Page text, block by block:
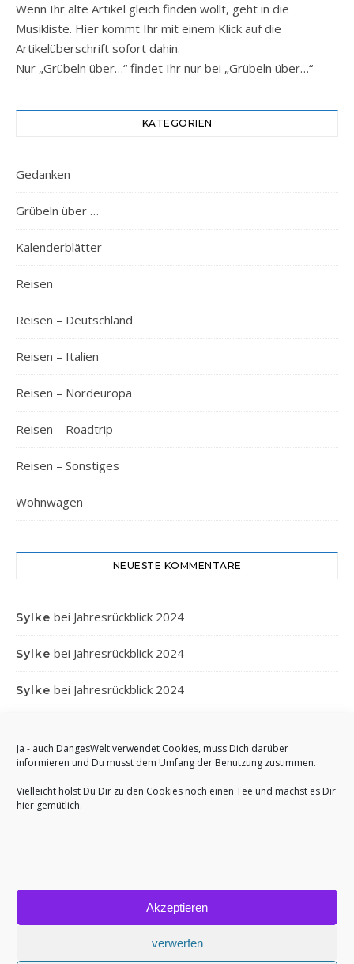
Ja - auch DangesWelt verwendet Cookies, muss Dich darüber
informieren und Du musst dem Umfang der Benutzung zustimmen.
Vielleicht holst Du Dir zu den Cookies noch einen Tee und machst es Dir
hier gemütlich.
Akzeptieren
verwerfen
Wenn Ihr alte Artikel gleich finden wollt, geht in die
Musikliste. Hier kommt Ihr mit einem Klick auf die
Artikelüberschrift sofort dahin.
Nur „Grübeln über…“ findet Ihr nur bei „Grübeln über…“
KATEGORIEN
Gedanken
Grübeln über …
Kalenderblätter
Reisen
Reisen – Deutschland
Reisen – Italien
Reisen – Nordeuropa
Reisen – Roadtrip
Reisen – Sonstiges
Wohnwagen
NEUESTE KOMMENTARE
Sylke bei Jahresrückblick 2024
Sylke bei Jahresrückblick 2024
Sylke bei Jahresrückblick 2024
AnettbeiJahresrückblick 2024
WP Royal. Impressum